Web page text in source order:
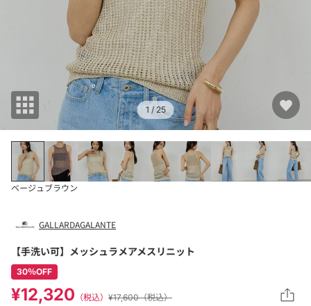
1 / 25
ベージュ ブラウン
GALLARDAGALANTE
【手洗い可】メッシュラメアメスリニット
30％OFF
¥12,320 （税込） ¥17,600（税込）